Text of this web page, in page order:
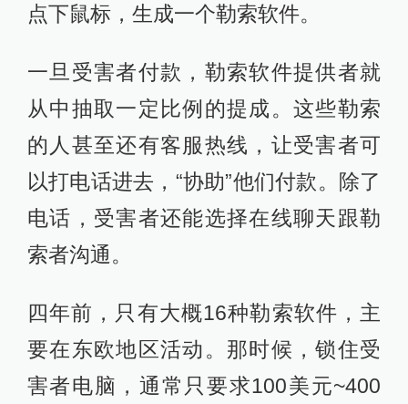
点下鼠标，生成一个勒索软件。
一旦受害者付款，勒索软件提供者就
从中抽取一定比例的提成。这些勒索
的人甚至还有客服热线，让受害者可
以打电话进去，“协助”他们付款。除了
电话，受害者还能选择在线聊天跟勒
索者沟通。
四年前，只有大概16种勒索软件，主
要在东欧地区活动。那时候，锁住受
害者电脑，通常只要求100美元~400